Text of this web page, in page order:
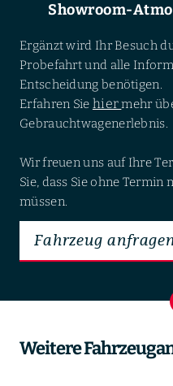
Showroom-
Ergänzt wird Ihr Besuch
Probefahrt und alle
Entscheidung benötigen.
Erfahren Sie hiermehr
Gebrauchtwagenerlebnis.
Wir freuen uns auf Ihre
Sie, dass Sie ohne
müssen.
Fahrzeug
Weitere